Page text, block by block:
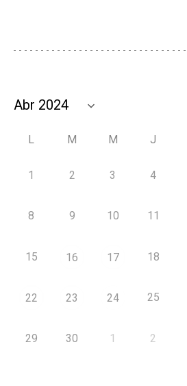
L M M J
1 2 3 4
8 9 10 11
15 16 17 18
22 23 24 25
29 30 1 2